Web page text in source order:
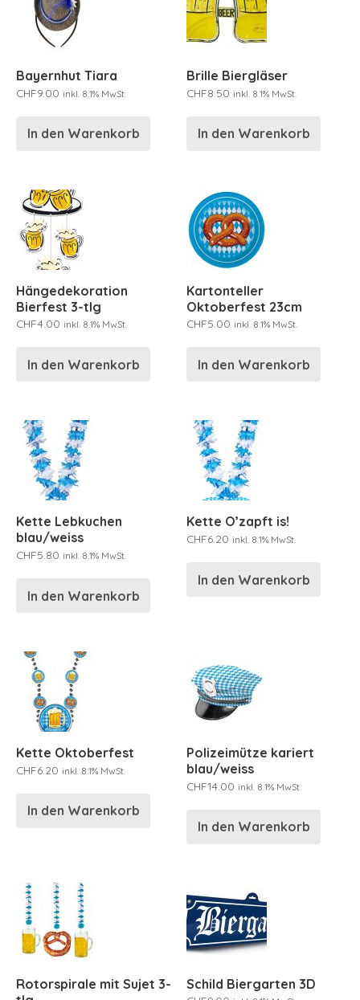
Bayernhut Tiara
CHF9.00 inkl. 8.1% MwSt.
In den Warenkorb
Brille Biergläser
CHF8.50 inkl. 8.1% MwSt.
In den Warenkorb
Hängedekoration
Bierfest 3-tlg
CHF4.00 inkl. 8.1% MwSt.
In den Warenkorb
Kartonteller
Oktoberfest 23cm
CHF5.00 inkl. 8.1% MwSt.
In den Warenkorb
Kette Lebkuchen
blau/weiss
CHF5.80 inkl. 8.1% MwSt.
In den Warenkorb
Kette O’zapft is!
CHF6.20 inkl. 8.1% MwSt.
In den Warenkorb
Kette Oktoberfest
CHF6.20 inkl. 8.1% MwSt.
In den Warenkorb
Polizeimütze kariert
blau/weiss
CHF14.00 inkl. 8.1% MwSt.
In den Warenkorb
Rotorspirale mit Sujet 3-
Schild Biergarten 3D